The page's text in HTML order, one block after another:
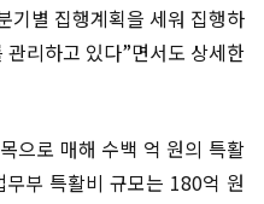
기별 집행계획을 세워 집행하
리하고 있다”면서도 상세한
으로 매해 수백 억 원의 특활
부 특활비 규모는 180억 원